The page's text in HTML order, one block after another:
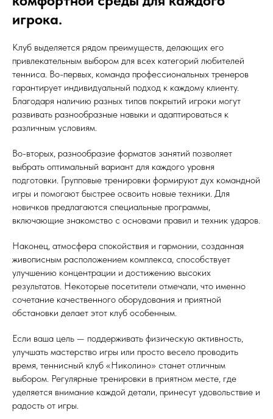
игрока.
Клуб выделяется рядом преимуществ, делающих его
привлекательным выбором для всех категорий любителей
тенниса. Во-первых, команда профессиональных тренеров
гарантирует индивидуальный подход к каждому клиенту.
Благодаря наличию разных типов покрытий игроки могут
развивать разнообразные навыки и адаптироваться к
различным условиям.
Во-вторых, разнообразие форматов занятий позволяет
выбрать оптимальный вариант для каждого уровня
подготовки. Групповые тренировки формируют дух командной
игры и помогают быстрее освоить новые техники. Для
новичков предлагаются специальные программы,
включающие знакомство с основами правил и техник ударов.
Наконец, атмосфера спокойствия и гармонии, созданная
живописным расположением комплекса, способствует
улучшению концентрации и достижению высоких
результатов. Некоторые посетители отмечали, что именно
сочетание качественного оборудования и приятной
обстановки делает этот клуб особенным.
Если ваша цель — поддерживать физическую активность,
улучшать мастерство игры или просто весело проводить
время, теннисный клуб «Николино» станет отличным
выбором. Регулярные тренировки в приятном месте, где
уделяется внимание каждой детали, принесут удовольствие и
радость от игры.